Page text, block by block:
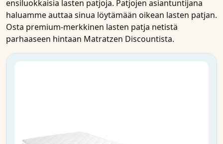
ensiluokkaisia lasten patjoja. Patjojen asiantuntijana
haluamme auttaa sinua löytämään oikean lasten patjan.
Osta premium-merkkinen lasten patja netistä
parhaaseen hintaan Matratzen Discountista.